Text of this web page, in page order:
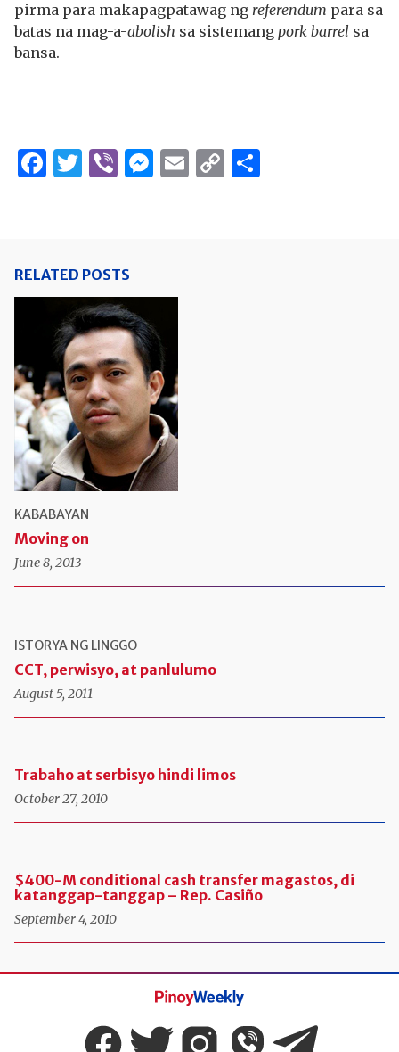
pirma para makapagpatawag ng referendum para sa
batas na mag-a-abolish sa sistemang pork barrel sa
bansa.
Facebook
Twitter
ViberMessenger
Email
Copy
RELATED POSTS
KABABAYAN
Moving on
June 8, 2013
ISTORYA NG LINGGO
CCT, perwisyo, at panlulumo
August 5, 2011
Trabaho at serbisyo hindi limos
October 27, 2010
$400-M conditional cash transfer magastos, di
katanggap-tanggap – Rep. Casiño
September 4, 2010
Pinoy
Weekly